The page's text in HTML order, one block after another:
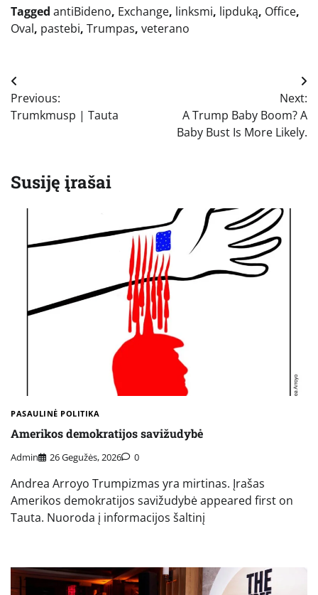
Tagged antiBideno, Exchange, linksmi, lipduką, Office,
Oval, pastebi, Trumpas, veterano
Navigacija
tarp
Previous:
Trumkmusp | Tauta
Next:
A Trump Baby Boom? A
Baby Bust Is More Likely.
Susiję įrašai
PASAULINĖ POLITIKA
Amerikos demokratijos savižudybė
Admin 26 Gegužės, 2026 0
Andrea Arroyo Trumpizmas yra mirtinas. Įrašas
Amerikos demokratijos savižudybė appeared first on
Tauta. Nuoroda į informacijos šaltinį